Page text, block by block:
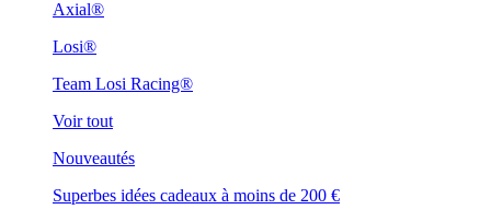
Axial®
Losi®
Team Losi Racing®
Voir tout
Nouveautés
Superbes idées cadeaux à moins de 200 €